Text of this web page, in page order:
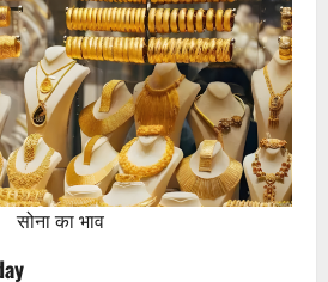
सोना का भाव